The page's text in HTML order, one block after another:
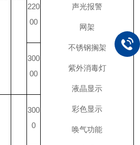
声光报警
网架
不锈钢搁架
紫外消毒灯
液晶显示
彩色显示
唤气功能
220
00
300
00
300
0